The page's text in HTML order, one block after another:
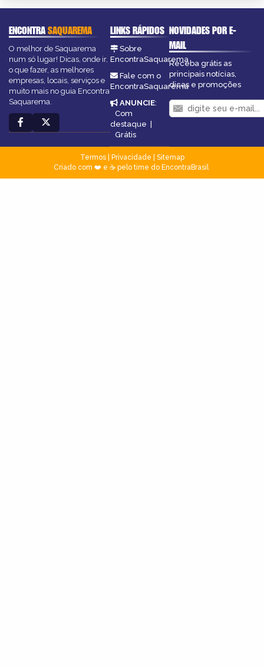
ENCONTRASAQUAREMA
O melhor de Saquarema
num só lugar! Dicas, onde ir,
o que fazer, as melhores
empresas, locais, serviços e
muito mais no guia Encontra
Saquarema.
LINKS RÁPIDOS
Sobre
EncontraSaquarema
Fale com o
EncontraSaquarema
ANUNCIE:
Com
destaque |
Grátis
NOVIDADES POR E-
MAIL
Receba grátis as
principais notícias,
dicas e promoções
Termos| Privacidade
Sitemap
Criado com ❤️ e ☕ pelo time do EncontraBrasil